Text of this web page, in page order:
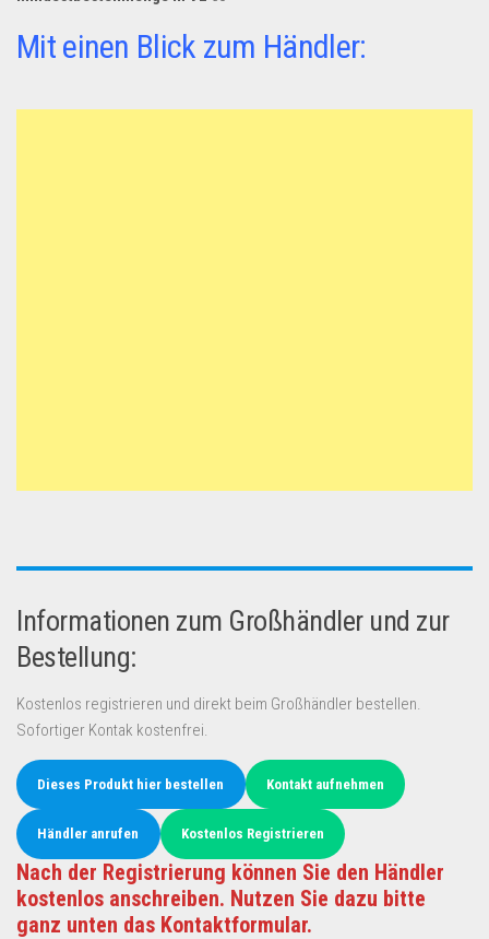
Mit einen Blick zum Händler:
Informationen zum Großhändler und zur
Bestellung:
Kostenlos registrieren und direkt beim Großhändler bestellen.
Sofortiger Kontak kostenfrei.
Dieses Produkt hier bestellen Kontakt aufnehmen
Händler anrufen Kostenlos Registrieren
Nach der Registrierung können Sie den Händler
kostenlos anschreiben. Nutzen Sie dazu bitte
ganz unten das Kontaktformular.